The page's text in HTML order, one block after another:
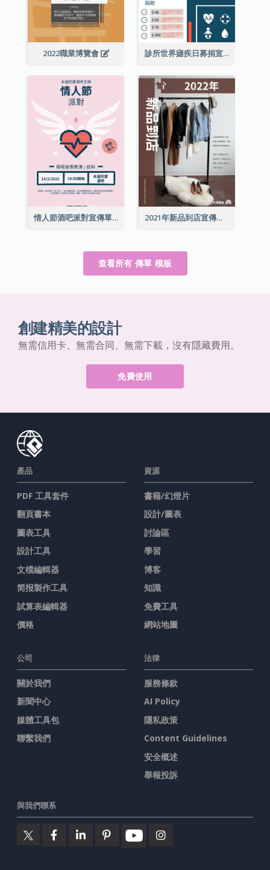
2022職業博覽會 診所世界瘧疾日募捐宣傳單張
情人節酒吧派對宣傳單張 2021年新品到店宣傳單張
查看所有 傳單 模板
創建精美的設計
無需信用卡、無需合同、無需下載，沒有隱藏費用。
免費使用
產品
PDF 工具套件
翻頁書本
圖表工具
設計工具
文檔編輯器
简报製作工具
試算表編輯器
價格
資源
書籍/幻燈片
設計/圖表
討論區
學習
博客
知識
免費工具
網站地圖
公司
關於我們
新聞中心
媒體工具包
聯繫我們
法律
服務條款
AI Policy
隱私政策
Content Guidelines
安全概述
舉報投訴
與我們聯系